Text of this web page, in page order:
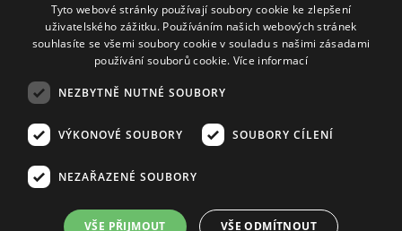
Kříženeckého nám. 322
152 00 Praha 5
IČ 416 93 311
© 2008–2026 EMPRESA MEDIA, a.s. Všechna práva vyhrazena.
Zásady ochrany osobních a dalších zpracovávaných údajů
Informace o měření sledovanosti videa ve video archivu
Tyto webové stránky používají soubory cookie ke zlepšení
uživatelského zážitku. Používáním našich webových stránek
souhlasíte se všemi soubory cookie v souladu s našimi zásadami
používání souborů cookie. Více informací
NEZBYTNĚ NUTNÉ SOUBORY
VÝKONOVÉ SOUBORY SOUBORY CÍLENÍ
NEZAŘAZENÉ SOUBORY
VŠE PŘIJMOUT VŠE ODMÍTNOUT